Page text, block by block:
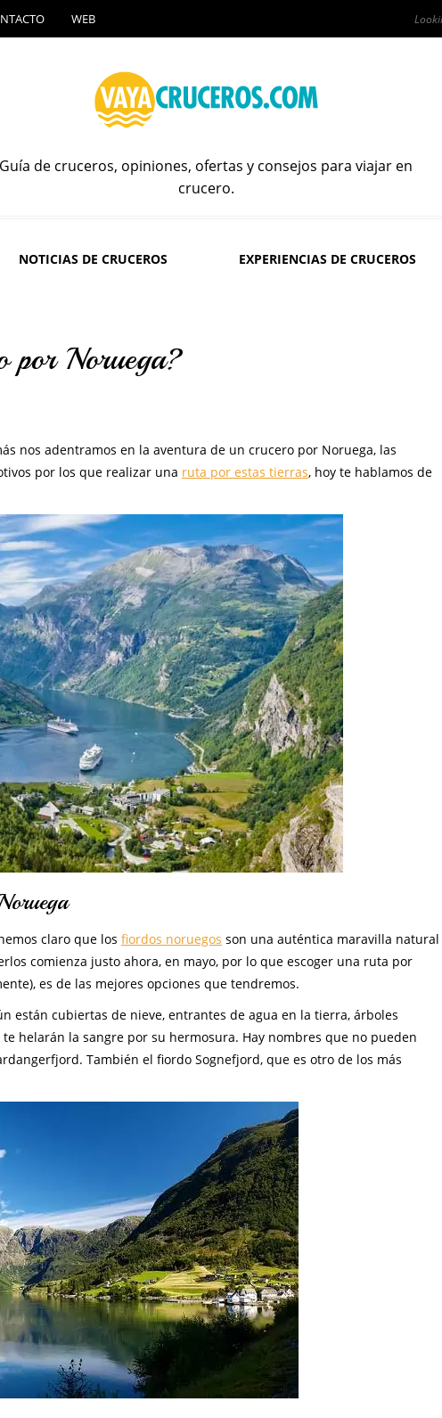
WEB
Guía de cruceros, opiniones, ofertas y consejos para viajar en
crucero.
NOTICIAS DE CRUCEROS EXPERIENCIAS DE CRUCEROS
por Noruega?
nos adentramos en la aventura de un crucero por Noruega, las
por los que realizar una ruta por estas tierras, hoy te hablamos de
claro que los fiordos noruegos son una auténtica maravilla natural
comienza justo ahora, en mayo, por lo que escoger una ruta por
es de las mejores opciones que tendremos.
están cubiertas de nieve, entrantes de agua en la tierra, árboles
helarán la sangre por su hermosura. Hay nombres que no pueden
También el fiordo Sognefjord, que es otro de los más